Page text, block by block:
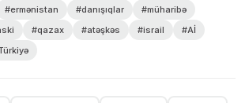
#ermənistan #danışıqlar
#müharibə
#qazax #atəşkəs #israil
#Aİ